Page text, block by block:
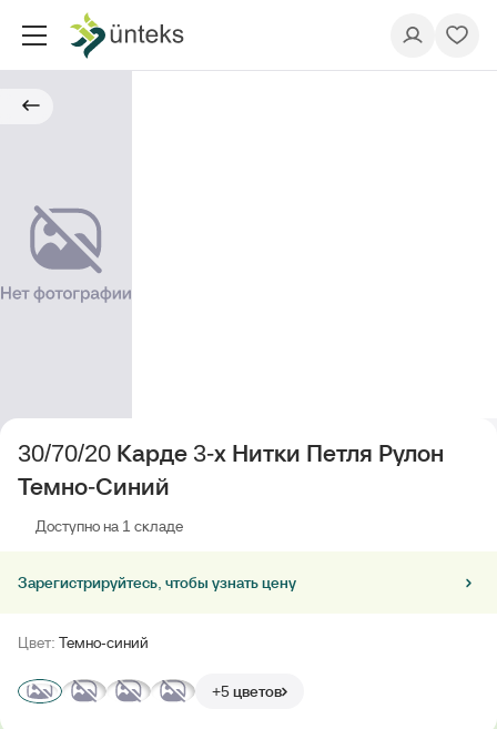
30/70/20 Карде 3-х Нитки Петля Рулон
Темно-Синий
Доступно на 1 складе
Зарегистрируйтесь, чтобы узнать цену
Цвет: Темно-синий
+5 цветов